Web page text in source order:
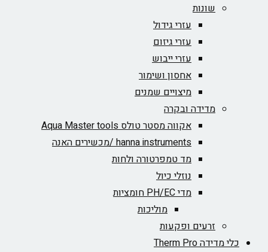
שונות
עזרי גידול
עזרי גיזום
עזרי ייבוש
אחסון ושימור
מיצויים שמנים
מדידה ובקרה
אקווה מסטר טולס Aqua Master tools
hanna instruments /מכשירים האנה
מד טמפרטורה ולחות
נוזלי כיול
מדי PH/EC חומציות
מוליכות
זרעים ופקעות
כלי מדידה Therm Pro